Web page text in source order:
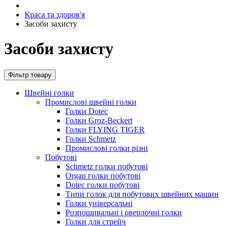
Краса та здоров'я
Засоби захисту
Засоби захисту
Фільтр товару
Швейні голки
Промислові швейні голки
Голки Dotec
Голки Groz-Beckert
Голки FLYING TIGER
Голки Schmetz
Промислові голки різні
Побутові
Schmetz голки побутові
Organ голки побутові
Dotec голки побутові
Типи голок для побутових швейних машин
Голки універсальні
Розпошивальні і оверлочні голки
Голки для стрейч